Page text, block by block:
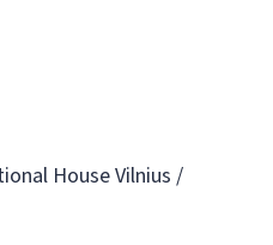
House Vilnius /